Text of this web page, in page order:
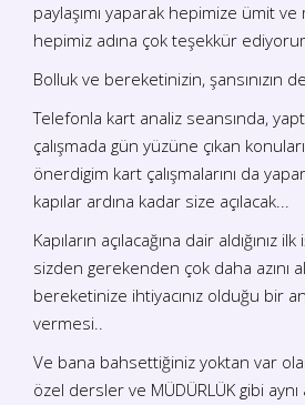
paylaşımı yaparak hepimize ümit
hepimiz adına çok teşekkür
Bolluk ve bereketinizin, şansınızın
Telefonla kart analiz seansında,
çalışmada gün yüzüne çıkan
önerdigim kart çalışmalarını da
kapılar ardına kadar size açılacak...
Kapıların açılacağına dair aldığınız
sizden gerekenden çok daha azını
bereketinize ihtiyacınız olduğu bir
vermesi..
Ve bana bahsettiğiniz yoktan var
özel dersler ve MÜDÜRLÜK gibi